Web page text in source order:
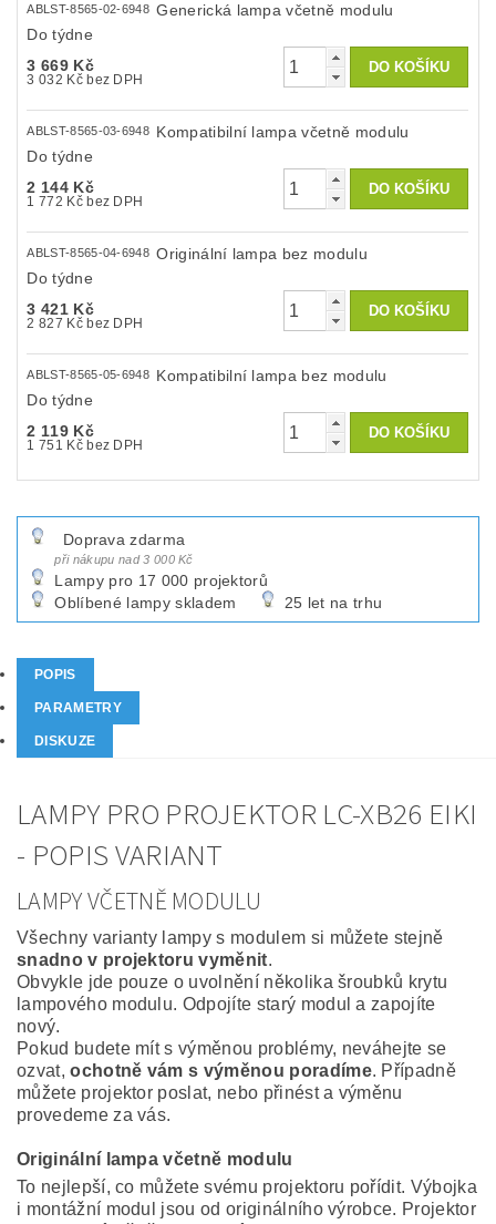
ABLST-8565-02-6948 Generická lampa včetně modulu
Do týdne
3 669 Kč
3 032 Kč bez DPH
ABLST-8565-03-6948 Kompatibilní lampa včetně modulu
Do týdne
2 144 Kč
1 772 Kč bez DPH
ABLST-8565-04-6948 Originální lampa bez modulu
Do týdne
3 421 Kč
2 827 Kč bez DPH
ABLST-8565-05-6948 Kompatibilní lampa bez modulu
Do týdne
2 119 Kč
1 751 Kč bez DPH
Doprava zdarma
při nákupu nad 3 000 Kč
Lampy pro 17 000 projektorů
Oblíbené lampy skladem
25 let na trhu
POPIS
PARAMETRY
DISKUZE
LAMPY PRO PROJEKTOR LC-XB26 EIKI
- POPIS VARIANT
LAMPY VČETNĚ MODULU
Všechny varianty lampy s modulem si můžete stejně
snadno v projektoru vyměnit.
Obvykle jde pouze o uvolnění několika šroubků krytu
lampového modulu. Odpojíte starý modul a zapojíte
nový.
Pokud budete mít s výměnou problémy, neváhejte se
ozvat,ochotně vám s výměnou poradíme. Případně
můžete projektor poslat, nebo přinést a výměnu
provedeme za vás.
Originální lampa včetně modulu
To nejlepší, co můžete svému projektoru pořídit. Výbojka
i montážní modul jsou od originálního výrobce. Projektor